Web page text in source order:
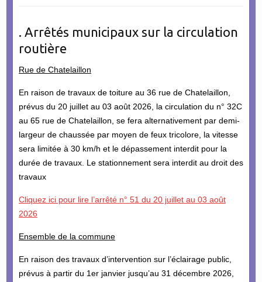
. Arrêtés municipaux sur la circulation
routière
Rue de Chatelaillon
En raison de travaux de toiture au 36 rue de Chatelaillon,
prévus du 20 juillet au 03 août 2026, la circulation du n° 32C
au 65 rue de Chatelaillon, se fera alternativement par demi-
largeur de chaussée par moyen de feux tricolore, la vitesse
sera limitée à 30 km/h et le dépassement interdit pour la
durée de travaux. Le stationnement sera interdit au droit des
travaux
Cliquez ici pour lire l’arrêté n° 51 du 20 juillet au 03 août
2026
Ensemble de la commune
En raison des travaux d’intervention sur l’éclairage public,
prévus à partir du 1er janvier jusqu’au 31 décembre 2026,